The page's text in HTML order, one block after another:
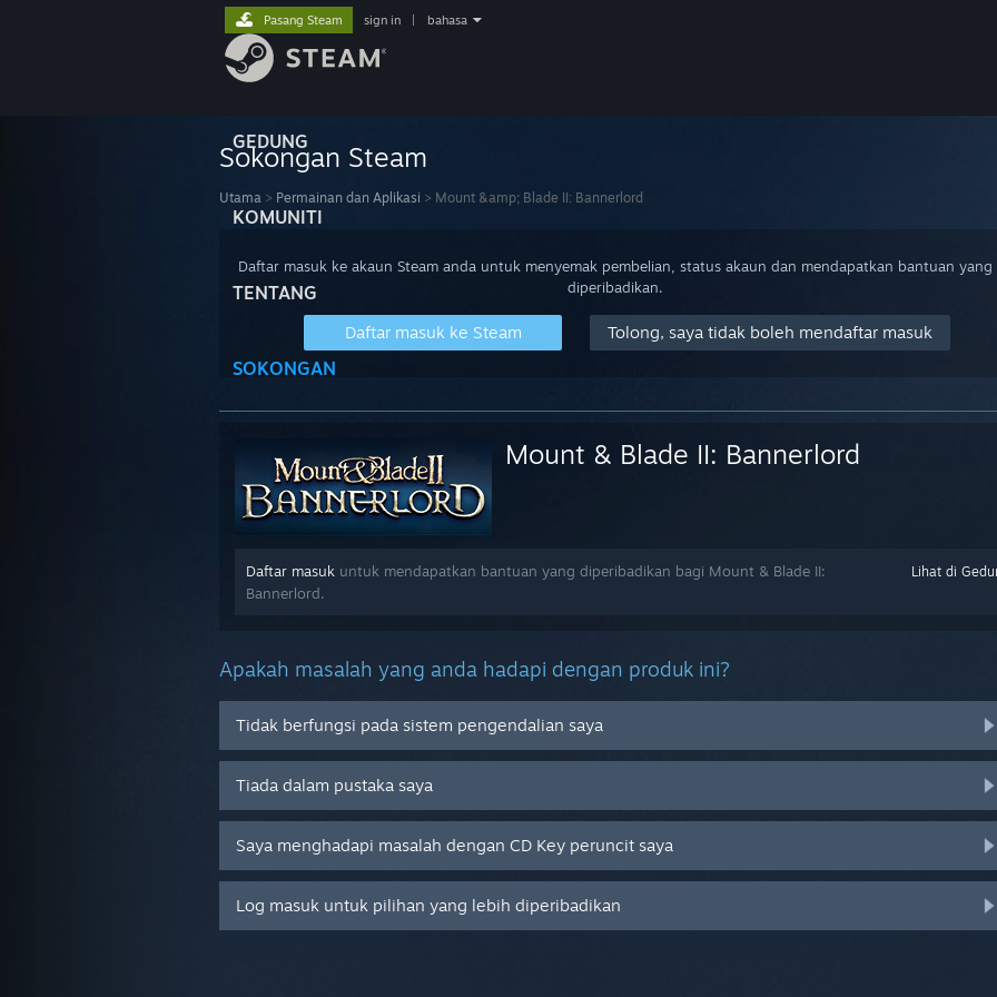
GEDUNG
KOMUNITI
TENTANG
SOKONGAN
Pasang Steam sign in bahasa
Sokongan Steam
Utama > Permainan dan Aplikasi > Mount &amp; Blade II: Bannerlord
Daftar masuk ke akaun Steam anda untuk menyemak pembelian, status akaun dan mendapatkan bantuan yang
diperibadikan.
Daftar masuk ke Steam Tolong, saya tidak boleh mendaftar masuk
Mount & Blade II: Bannerlord
Lihat di
Daftar masuk untuk mendapatkan bantuan yang diperibadikan bagi Mount & Blade II:
Bannerlord.
Apakah masalah yang anda hadapi dengan produk ini?
Tidak berfungsi pada sistem pengendalian saya
Tiada dalam pustaka saya
Saya menghadapi masalah dengan CD Key peruncit saya
Log masuk untuk pilihan yang lebih diperibadikan